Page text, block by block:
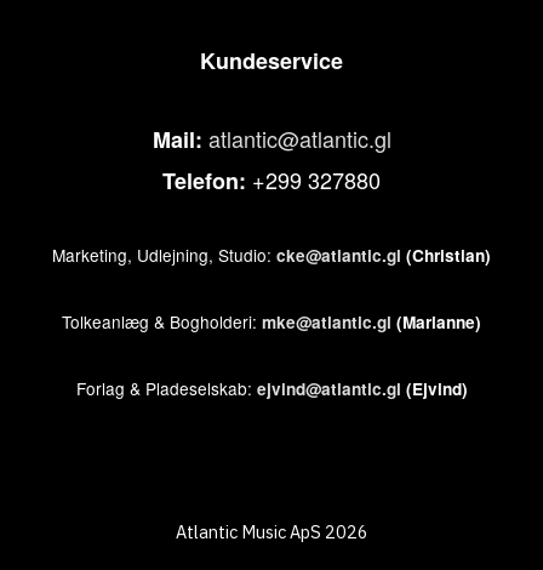
Kundeservice
Mail: atlantic@atlantic.gl
Telefon: +299 327880
Marketing, Udlejning, Studio: cke@atlantic.gl (Christian)
Tolkeanlæg & Bogholderi: mke@atlantic.gl (Marianne)
Forlag & Pladeselskab: ejvind@atlantic.gl (Ejvind)
Atlantic Music ApS 2026